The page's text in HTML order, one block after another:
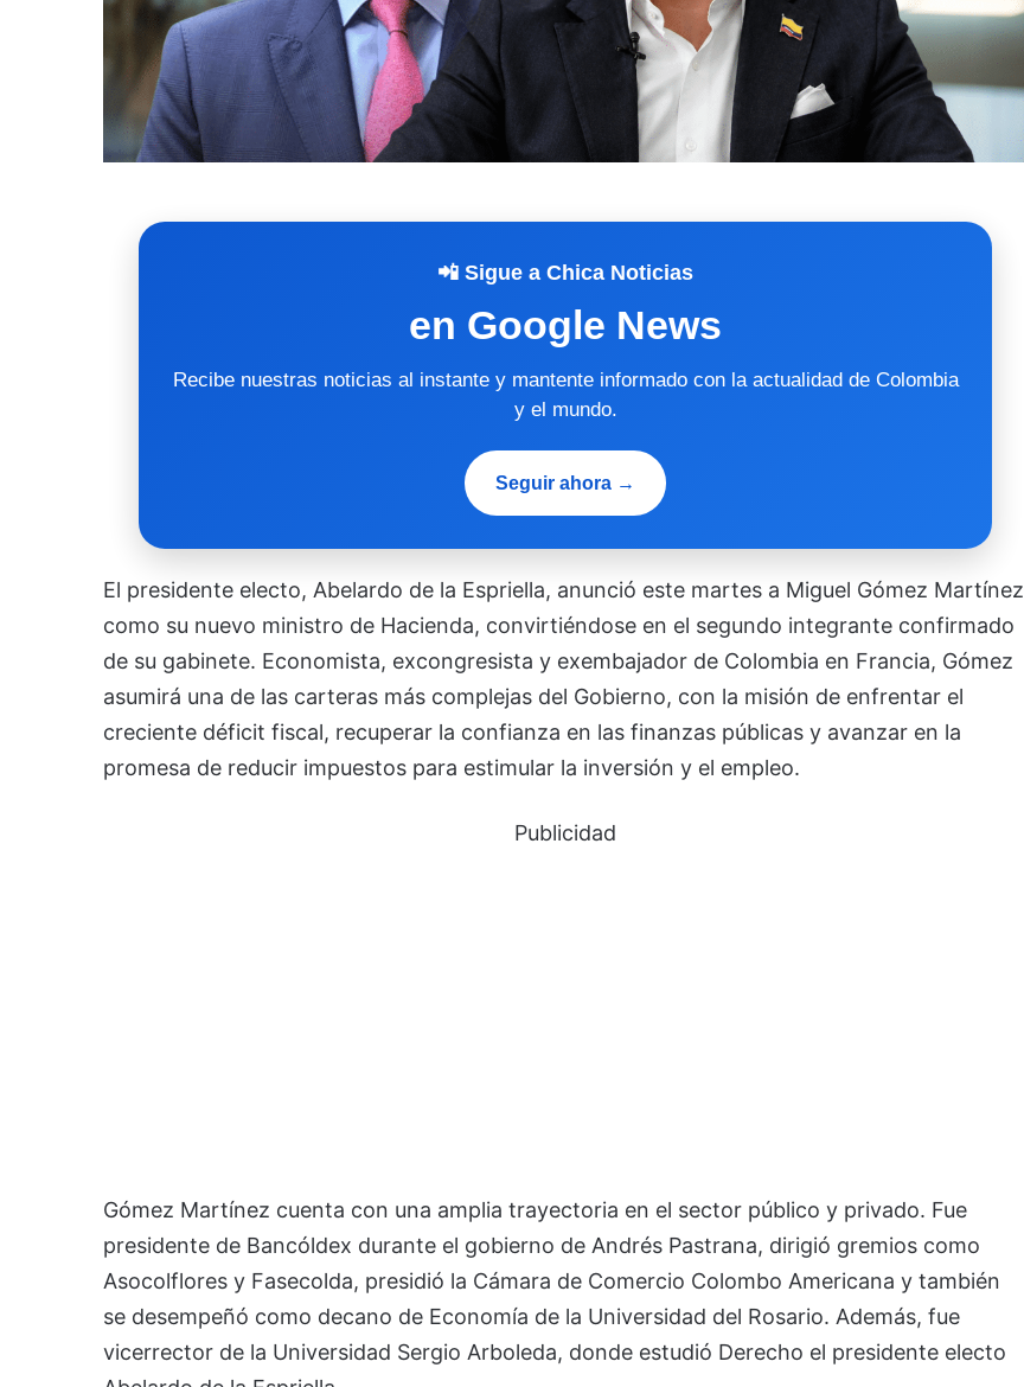
📲 Sigue a Chica Noticias
en Google News
Recibe nuestras noticias al instante y mantente informado con la actualidad de Colombia
y el mundo.
Seguir ahora →
El presidente electo, Abelardo de la Espriella, anunció este martes a Miguel Gómez Martínez
como su nuevo ministro de Hacienda, convirtiéndose en el segundo integrante confirmado
de su gabinete. Economista, excongresista y exembajador de Colombia en Francia, Gómez
asumirá una de las carteras más complejas del Gobierno, con la misión de enfrentar el
creciente déficit fiscal, recuperar la confianza en las finanzas públicas y avanzar en la
promesa de reducir impuestos para estimular la inversión y el empleo.
Publicidad
Gómez Martínez cuenta con una amplia trayectoria en el sector público y privado. Fue
presidente de Bancóldex durante el gobierno de Andrés Pastrana, dirigió gremios como
Asocolflores y Fasecolda, presidió la Cámara de Comercio Colombo Americana y también
se desempeñó como decano de Economía de la Universidad del Rosario. Además, fue
vicerrector de la Universidad Sergio Arboleda, donde estudió Derecho el presidente electo